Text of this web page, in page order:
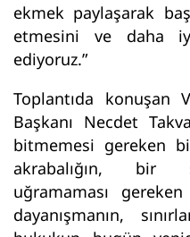
ekmek paylaşarak
etmesini ve daha
ediyoruz.”
Toplantıda konuşan
Başkanı Necdet
bitmemesi gereken
akrabalığın, bir
uğramaması
dayanışmanın,